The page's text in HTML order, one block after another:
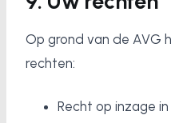
Op grond van de AVG
rechten:
Recht op inzage